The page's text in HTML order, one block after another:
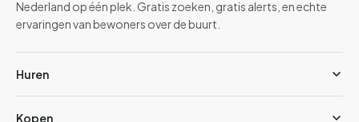
Nederland op één plek. Gratis zoeken, gratis alerts, en echte
ervaringen van bewoners over de buurt.
Huren
Kopen